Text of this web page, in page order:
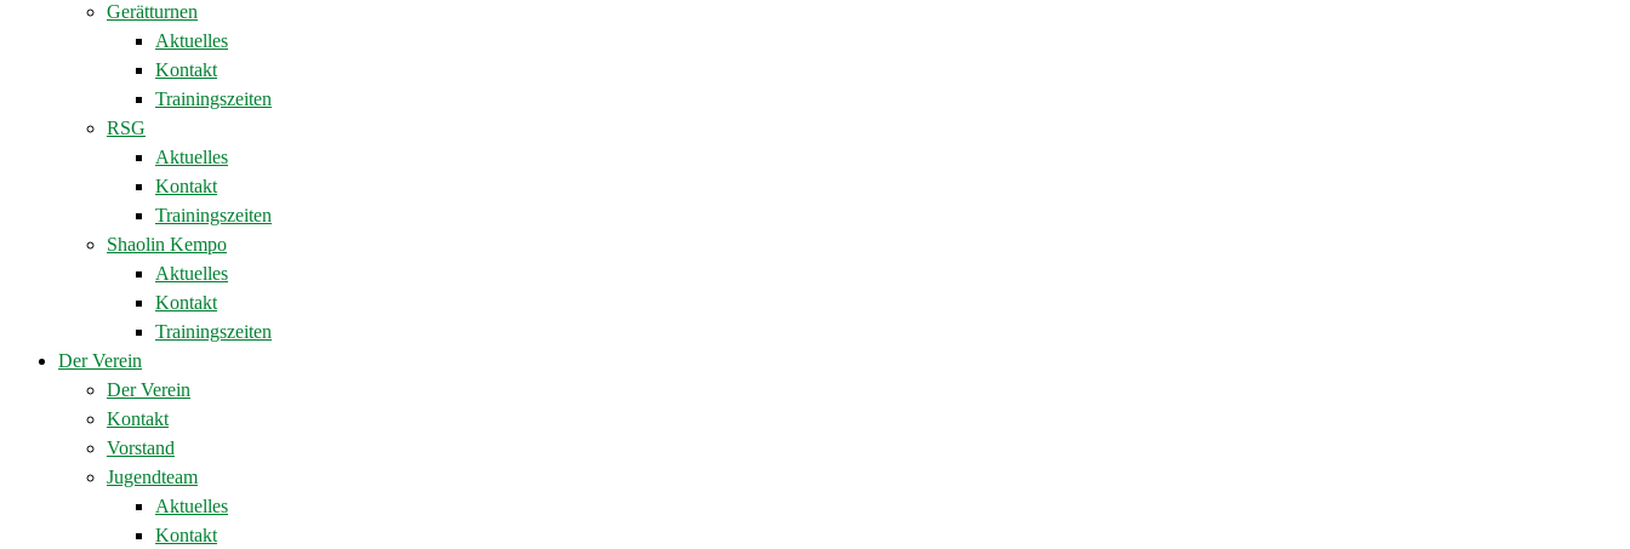
Gerätturnen
Aktuelles
Kontakt
Trainingszeiten
RSG
Aktuelles
Kontakt
Trainingszeiten
Shaolin Kempo
Aktuelles
Kontakt
Trainingszeiten
Der Verein
Der Verein
Kontakt
Vorstand
Jugendteam
Aktuelles
Kontakt